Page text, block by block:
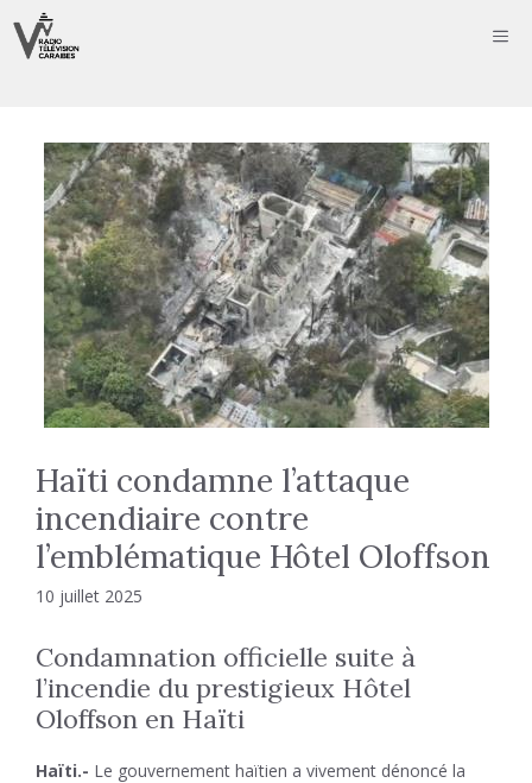
au
contenu
Haïti condamne l’attaque
incendiaire contre
l’emblématique Hôtel Oloffson
10 juillet 2025
Condamnation officielle suite à
l’incendie du prestigieux Hôtel
Oloffson en Haïti
Haïti.- Le gouvernement haïtien a vivement dénoncé la